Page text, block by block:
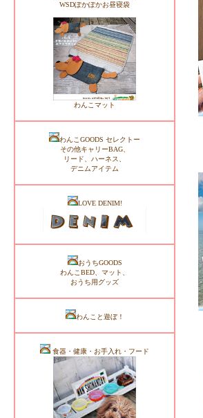
WSDぽかぽかお昼寝袋
わんこマット
わんこGOODS セレクトー
その他キャリーBAG、
リード、ハーネス、
デニムアイテム
LOVE DENIM!
おうちGOODS
わんこBED、マット、
おうち用グッズ
わんこと遊ぼ！
食器・健康・お手入れ・フード